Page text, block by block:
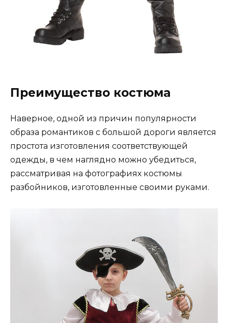
Преимущество костюма
Наверное, одной из причин популярности
образа романтиков с большой дороги является
простота изготовления соответствующей
одежды, в чем наглядно можно убедиться,
рассматривая на фотографиях костюмы
разбойников, изготовленные своими руками.